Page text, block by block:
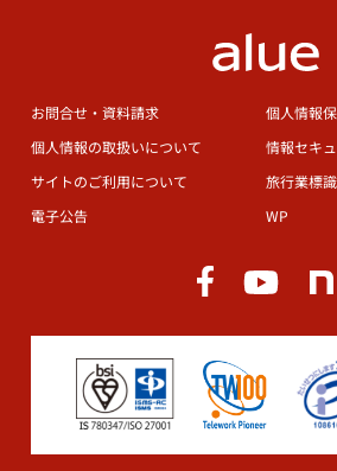
お問合せ・資料請求
個人情報
個人情報の取扱いについて
情報セキ
サイトのご利用について
旅行業標
電子公告
WP